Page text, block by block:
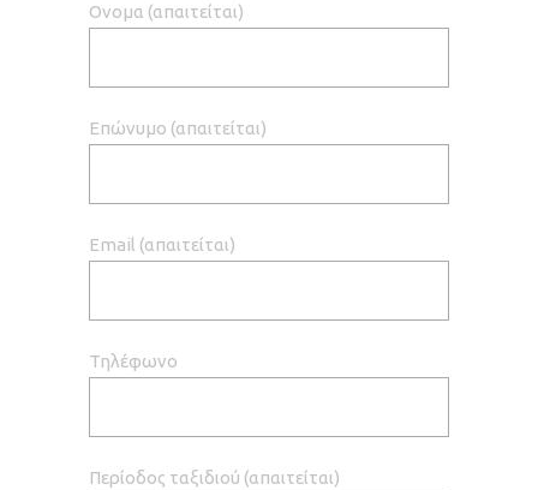
Ονομα (απαιτείται)
Επώνυμο (απαιτείται)
Email (απαιτείται)
Τηλέφωνο
Περίοδος ταξιδιού (απαιτείται)